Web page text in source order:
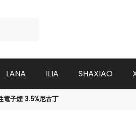
LANA ILIA SHAXIAO
電子煙 3.5%尼古丁